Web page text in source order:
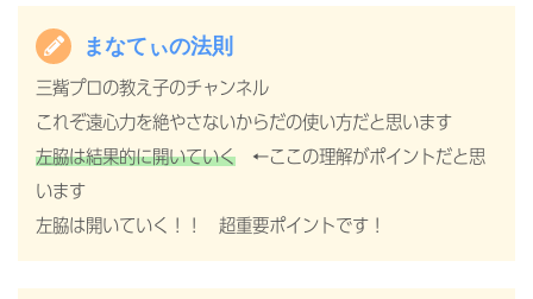
まなてぃの法則
三觜プロの教え子のチャンネル
これぞ遠心力を絶やさないからだの使い方だと思います
左脇は結果的に開いていく ←ここの理解がポイントだと思
います
左脇は開いていく！！ 超重要ポイントです！